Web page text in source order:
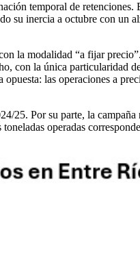
temporal de retenciones.
su inercia a octubre con un
la modalidad “a fijar
con la única particularidad
las operaciones a
25. Por su parte, la
operadas